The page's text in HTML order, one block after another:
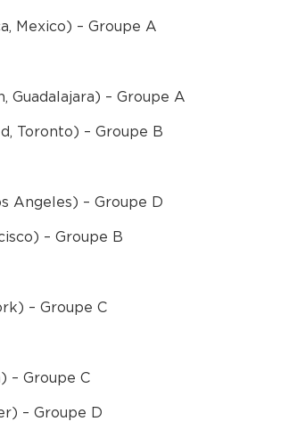
Mexico) – Groupe A
Guadalajara) – Groupe A
Toronto) – Groupe B
Angeles) – Groupe D
– Groupe B
– Groupe C
– Groupe C
– Groupe D